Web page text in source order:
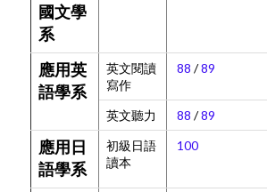
國文學
系
應用英
語學系
英文閱讀
寫作
88 /89
英文聽力 88 /89
應用日
語學系
初級日語
讀本
100